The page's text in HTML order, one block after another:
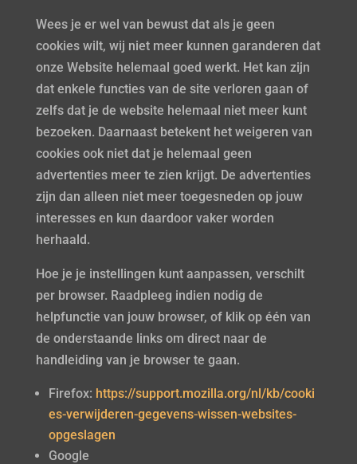
Wees je er wel van bewust dat als je geen
cookies wilt, wij niet meer kunnen garanderen dat
onze Website helemaal goed werkt. Het kan zijn
dat enkele functies van de site verloren gaan of
zelfs dat je de website helemaal niet meer kunt
bezoeken. Daarnaast betekent het weigeren van
cookies ook niet dat je helemaal geen
advertenties meer te zien krijgt. De advertenties
zijn dan alleen niet meer toegesneden op jouw
interesses en kun daardoor vaker worden
herhaald.
Hoe je je instellingen kunt aanpassen, verschilt
per browser. Raadpleeg indien nodig de
helpfunctie van jouw browser, of klik op één van
de onderstaande links om direct naar de
handleiding van je browser te gaan.
Firefox: https://support.mozilla.org/nl/kb/cooki
es-verwijderen-gegevens-wissen-websites-
opgeslagen
Google